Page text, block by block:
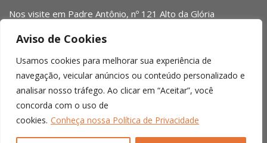
Aviso de Cookies
Usamos cookies para melhorar sua experiência de
navegação, veicular anúncios ou conteúdo personalizado e
analisar nosso tráfego. Ao clicar em “Aceitar”, você
concorda com o uso de
cookies. Conheça nossa Política de Privacidade
Nos visite em Padre Antônio, nº 121 Alto da Glória
Telefone: (041) 3016-6063 - (51) 3103-0345 - (11) 4063-
Email: contato@limalopes.com.br
8:30 AM - 18:00 PM